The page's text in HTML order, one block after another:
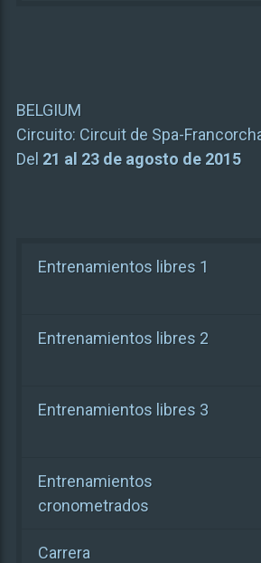
BELGIUM
Circuito: Circuit de Spa-
Del 21 al 23 de agosto de 2015
Entrenamientos libres 1
Entrenamientos libres 2
Entrenamientos libres 3
Entrenamientos
cronometrados
Carrera